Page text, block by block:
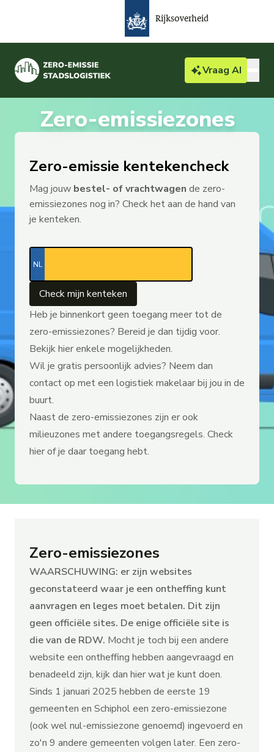
Rijksoverheid
Vraag AI
Bedrijven & particulieren
Gemeente
Zero-emissiezones
Zero-emissie kentekencheck
Mag jouw bestel- of vrachtwagen de zero-
emissiezones nog in? Check het aan de hand van
je kenteken.
NL
Check mijn kenteken
Heb je binnenkort geen toegang meer tot de
zero-emissiezones? Bereid je dan tijdig voor.
Bekijk hier enkele mogelijkheden.
Wil je gratis persoonlijk advies? Neem dan
contact op met een logistiek makelaarbij jou in de
buurt.
Naast de zero-emissiezones zijn er ook
milieuzones met andere toegangsregels. Check
hierof je daar toegang hebt.
Zero-emissiezones
WAARSCHUWING: er zijn websites
geconstateerd waar je een ontheffing kunt
aanvragen en leges moet betalen. Dit zijn
geen officiële sites. De enige officiële site is
die van de RDW. Mocht je toch bij een andere
website een ontheffing hebben aangevraagd en
benadeeld zijn, kijk dan hierwat je kunt doen.
Sinds 1 januari 2025 hebben de eerste 19
gemeenten en Schiphol een zero-emissiezone
(ook wel nul-emissiezone genoemd) ingevoerd en
zo'n 9 andere gemeenten volgen later. Een zero-